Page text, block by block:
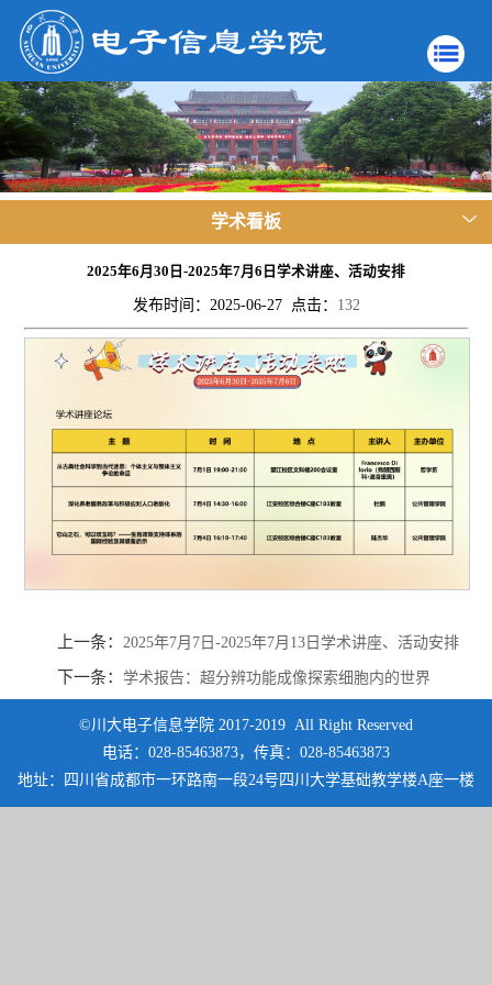
学术看板
2025年6月30日-2025年7月6日学术讲座、活动安排
发布时间：2025-06-27 点击： 132
上一条：2025年7月7日-2025年7月13日学术讲座、活动安排
下一条：学术报告：超分辨功能成像探索细胞内的世界
©川大电子信息学院 2017-2019 All Right Reserved
电话：028-85463873，传真：028-85463873
地址：四川省成都市一环路南一段24号四川大学基础教学楼A座一楼